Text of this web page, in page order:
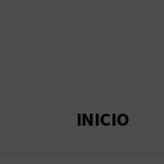
INICIO